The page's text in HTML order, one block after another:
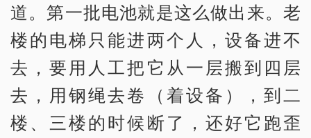
道。第一批电池就是这么做出来。老
楼的电梯只能进两个人，设备进不
去，要用人工把它从一层搬到四层
去，用钢绳去卷（着设备），到二
楼、三楼的时候断了，还好它跑歪